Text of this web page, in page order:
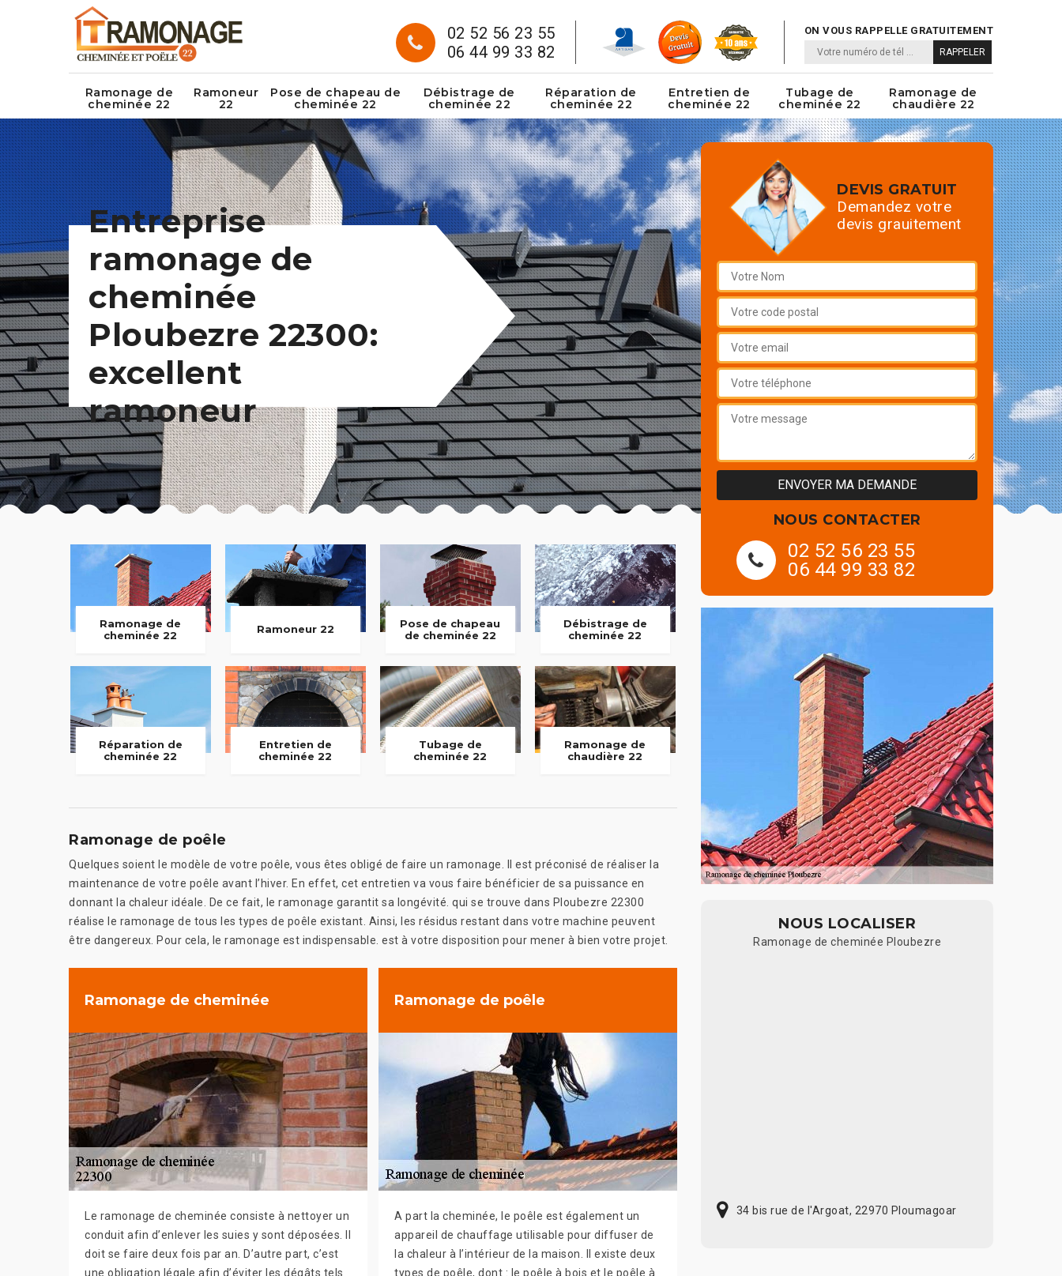
02 52 56 23 55
06 44 99 33 82
ON VOUS RAPPELLE GRATUITEMENT
Ramonage de
cheminée 22
Ramoneur
22
Pose de chapeau de
cheminée 22
Débistrage de
cheminée 22
Réparation de
cheminée 22
Entretien de
cheminée 22
Tubage de
cheminée 22
Ramonage de
chaudière 22
Entreprise
ramonage de
cheminée
Ploubezre 22300:
excellent
ramoneur
Ramonage de
cheminée 22
Ramoneur 22
Pose de chapeau
de cheminée 22
Débistrage de
cheminée 22
Réparation de
cheminée 22
Entretien de
cheminée 22
Tubage de
cheminée 22
Ramonage de
chaudière 22
Ramonage de poêle
Quelques soient le modèle de votre poêle, vous êtes obligé de faire un ramonage. Il est préconisé de réaliser la
maintenance de votre poêle avant l’hiver. En effet, cet entretien va vous faire bénéficier de sa puissance en
donnant la chaleur idéale. De ce fait, le ramonage garantit sa longévité. qui se trouve dans Ploubezre 22300
réalise le ramonage de tous les types de poêle existant. Ainsi, les résidus restant dans votre machine peuvent
être dangereux. Pour cela, le ramonage est indispensable. est à votre disposition pour mener à bien votre projet.
Ramonage de cheminée
Le ramonage de cheminée consiste à nettoyer un
conduit afin d’enlever les suies y sont déposées. Il
doit se faire deux fois par an. D’autre part, c’est
une obligation légale afin d’éviter les dégâts tels
Ramonage de poêle
A part la cheminée, le poêle est également un
appareil de chauffage utilisable pour diffuser de
la chaleur à l’intérieur de la maison. Il existe deux
types de poêle, dont : le poêle à bois et le poêle à
DEVIS GRATUIT
Demandez votre
devis grauitement
NOUS CONTACTER
02 52 56 23 55
06 44 99 33 82
NOUS LOCALISER
Ramonage de cheminée Ploubezre
34 bis rue de l'Argoat, 22970 Ploumagoar